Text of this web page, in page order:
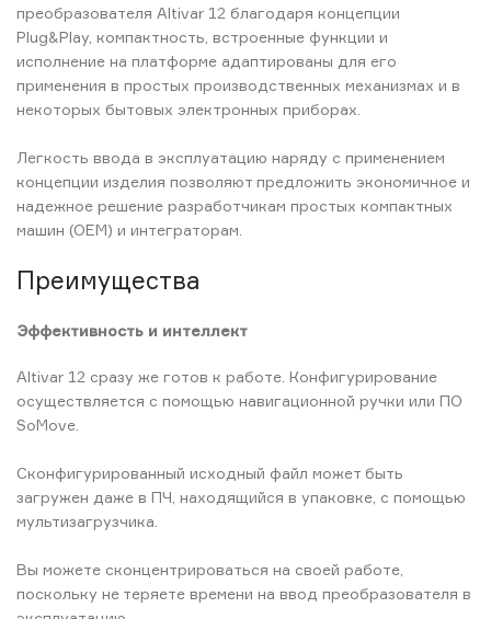
преобразователя Altivar 12 благодаря концепции
Plug&Play, компактность, встроенные функции и
исполнение на платформе адаптированы для его
применения в простых производственных механизмах и в
некоторых бытовых электронных приборах.
Легкость ввода в эксплуатацию наряду с применением
концепции изделия позволяют предложить экономичное и
надежное решение разработчикам простых компактных
машин (OEM) и интеграторам.
Преимущества
Эффективность и интеллект
Altivar 12 сразу же готов к работе. Конфигурирование
осуществляется с помощью навигационной ручки или ПО
SoMove.
Сконфигурированный исходный файл может быть
загружен даже в ПЧ, находящийся в упаковке, с помощью
мультизагрузчика.
Вы можете сконцентрироваться на своей работе,
поскольку не теряете времени на ввод преобразователя в